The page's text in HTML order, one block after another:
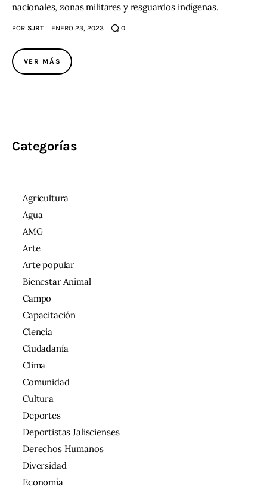
nacionales, zonas militares y resguardos indígenas.
POR SJRT ENERO 23, 2023 0
VER MÁS
Categorías
Agricultura
Agua
AMG
Arte
Arte popular
Bienestar Animal
Campo
Capacitación
Ciencia
Ciudadanía
Clima
Comunidad
Cultura
Deportes
Deportistas Jaliscienses
Derechos Humanos
Diversidad
Economía